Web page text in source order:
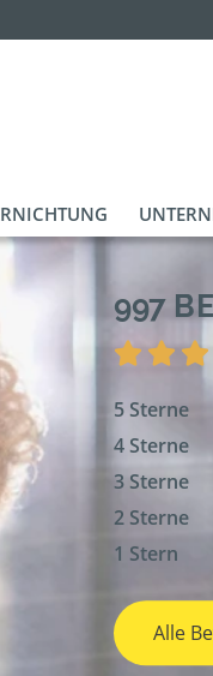
997
5 Sterne
4 Sterne
3 Sterne
2 Sterne
1 Stern
Alle